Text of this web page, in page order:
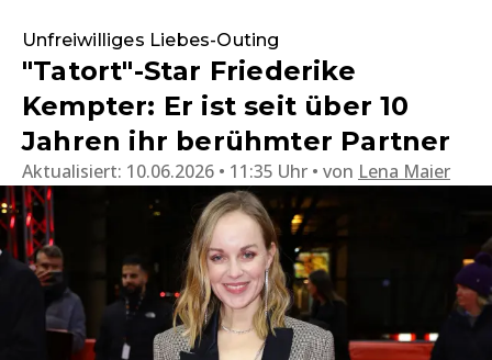
Unfreiwilliges Liebes-Outing
"Tatort"-Star Friederike
Kempter: Er ist seit über 10
Jahren ihr berühmter Partner
Aktualisiert: 10.06.2026 • 11:35 Uhr von Lena Maier